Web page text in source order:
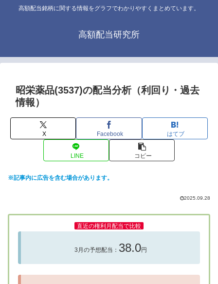
高額配当銘柄に関する情報をグラフでわかりやすくまとめています。
高額配当研究所
昭栄薬品(3537)の配当分析（利回り・過去
情報）
X Facebook はてブ
LINE コピー
※記事内に広告を含む場合があります。
2025.09.28
直近の権利月配当で比較
3月の予想配当： 38.0円